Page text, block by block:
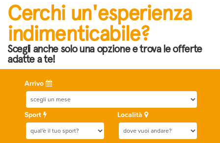
Cerchi un'esperienza
indimenticabile?
Scegli anche solo una opzione e trova le offerte
adatte a te!
Arrivo
Sport Località